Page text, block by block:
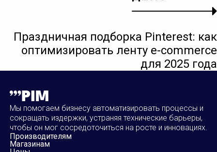
Праздничная подборка Pinterest: как
оптимизировать ленту e-commerce
для 2025 года
Мы помогаем бизнесу автоматизировать процессы и
сокращать издержки, устраняя технические барьеры,
чтобы он мог сосредоточиться на росте и инновациях.
Производителям
Магазинам